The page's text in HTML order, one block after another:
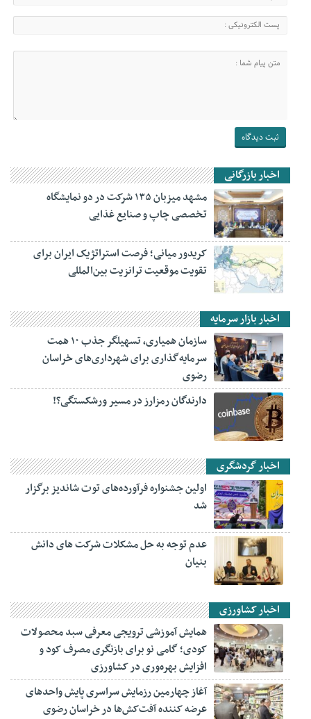
اخبار بازرگانی
مشهد میزبان ۱۳۵ شرکت در دو نمایشگاه
تخصصی چاپ و صنایع غذایی
کریدور میانی؛ فرصت استراتژیک ایران برای
تقویت موقعیت ترانزیت بین‌المللی
اخبار بازار سرمایه
سازمان همیاری، تسهیلگر جذب ۱۰ همت
سرمایه‌گذاری برای شهرداری‌های خراسان
رضوی
دارندگان رمزارز در مسیر ورشکستگی؟!
اخبار گردشگری
اولین جشنواره فرآورده‌های توت شاندیز برگزار
شد
عدم توجه به حل مشکلات شرکت های دانش
بنیان
اخبار کشاورزی
همایش آموزشی ترویجی معرفی سبد محصولات
کودی؛ گامی نو برای بازنگری مصرف کود و
افزایش بهره‌وری در کشاورزی
آغاز چهارمین رزمایش سراسری پایش واحدهای
عرضه کننده آفت‌کش‌ها در خراسان رضوی